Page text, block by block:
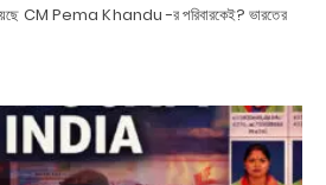
হয়েছে CM Pema Khandu -র পরিবারকেই? ভারতের